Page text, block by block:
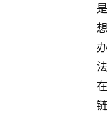
是
想
办
法
在
链